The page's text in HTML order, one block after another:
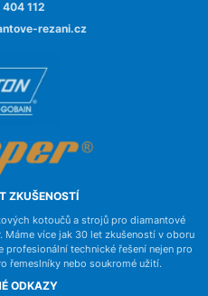
404 112
rezani.cz
ZKUŠENOSTÍ
kotoučů a strojů pro diamantové
Máme více jak 30 let zkušeností v oboru
profesionální technické řešení nejen pro
řemeslníky nebo soukromé užití.
ODKAZY